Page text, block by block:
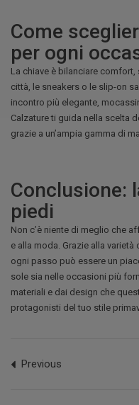
Come
per ogni
La chiave è bilanciare
città, le sneakers o le slip-on
incontro più elegante,
Calzature ti guida nella scelta
grazie a un’ampia gamma di
Conclusione:
piedi
Non c’è niente di meglio che
e alla moda. Grazie alla
ogni passo può essere un
sole sia nelle occasioni più
materiali e dai design che
protagonisti del tuo stile
Previous